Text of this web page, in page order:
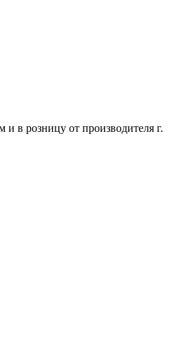
в розницу от производителя г.